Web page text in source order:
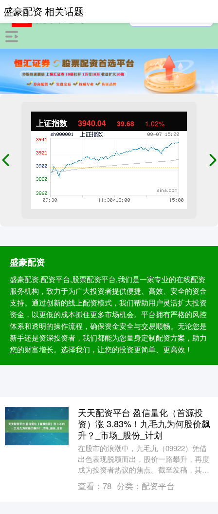
上证指数 3940.04 39.68 1.02%
盛豪配资
盛豪配资,配资平台,股票配资平台,我们是一家专业的在线配资
服务机构，致力于为广大投资者提供便捷、高效、安全的资金
支持。通过创新的线上配资模式，我们帮助用户灵活扩大投资
资金，以更低的成本抓住更多市场机会。平台拥有严格的风控
体系和透明的操作流程，确保资金安全与交易顺畅。无论您是
新手还是资深投资者，我们都能为您量身定制配资方案，助力
您的财富增长。选择我们，让您的投资更简单、更高效！
盛豪配资 相关话题
天天配资平台 盈信量化（首源投
资）涨 3.83%！九毛九为何股价飙
升？_市场_股份_计划
在股市的浪潮中，九毛九（09922）凭借
出色表现脱颖而出，股价一路攀升，再度
成为投资者热议的焦点。截至发稿，其股
价上涨 3.83%，每股报 2.71 港元，成交....
查看： 78 分类： 配资平台